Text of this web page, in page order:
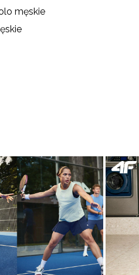
męskie